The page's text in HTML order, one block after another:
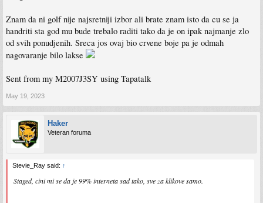
Znam da ni golf nije najsretniji izbor ali brate znam isto da cu se ja
handriti sta god mu bude trebalo raditi tako da je on ipak najmanje zlo
od svih ponudjenih. Sreca jos ovaj bio crvene boje pa je odmah
nagovaranje bilo lakse
Sent from my M2007J3SY using Tapatalk
May 19, 2023
Haker
Veteran foruma
Stevie_Ray said: ↑
Staged, cini mi se da je 99% interneta sad tako, sve za klikove samo.